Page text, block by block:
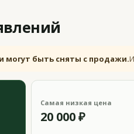
могут быть сняты с продажи.
Самая низкая цена
20 000 ₽